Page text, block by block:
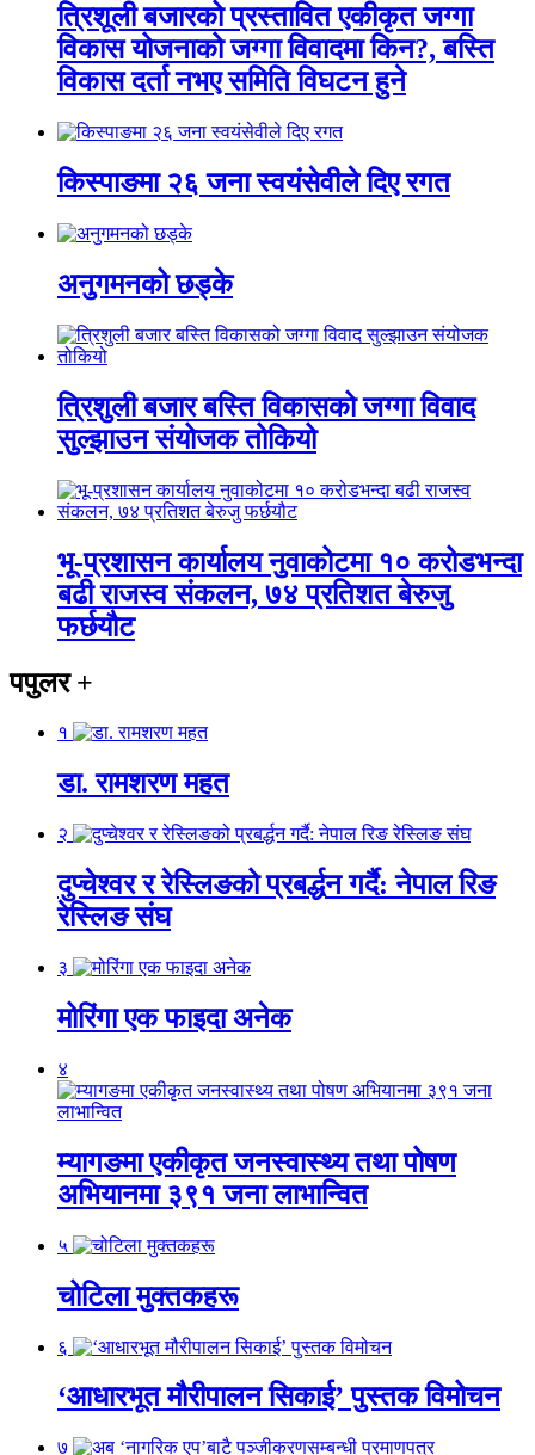
त्रिशूली बजारको प्रस्तावित एकीकृत जग्गा
विकास योजनाको जग्गा विवादमा किन?, बस्ति
विकास दर्ता नभए समिति विघटन हुने
किस्पाङमा २६ जना स्वयंसेवीले दिए रगत
अनुगमनको छड्के
त्रिशुली बजार बस्ति विकासको जग्गा विवाद
सुल्झाउन संयोजक तोकियो
भू-प्रशासन कार्यालय नुवाकोटमा १० करोडभन्दा
बढी राजस्व संकलन, ७४ प्रतिशत बेरुजु
फर्छयौट
पपुलर+
१
डा. रामशरण महत
२
दुप्चेश्वर र रेस्लिङको प्रबर्द्धन गर्दै: नेपाल रिङ
रेस्लिङ संघ
३
मोरिंगा एक फाइदा अनेक
४
म्यागङमा एकीकृत जनस्वास्थ्य तथा पोषण
अभियानमा ३९१ जना लाभान्वित
५
चोटिला मुक्तकहरू
६
‘आधारभूत मौरीपालन सिकाई’ पुस्तक विमोचन
७